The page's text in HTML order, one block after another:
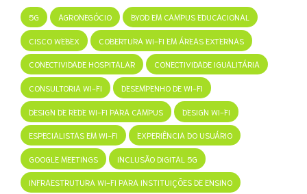
5G AGRONEGÓCIO BYOD EM CAMPUS EDUCACIONAL
CISCO WEBEX COBERTURA WI-FI EM ÁREAS EXTERNAS
CONECTIVIDADE HOSPITALAR CONECTIVIDADE IGUALITÁRIA
CONSULTORIA WI-FI DESEMPENHO DE WI-FI
DESIGN DE REDE WI-FI PARA CAMPUS DESIGN WI-FI
ESPECIALISTAS EM WI-FI EXPERIÊNCIA DO USUÁRIO
GOOGLE MEETINGS INCLUSÃO DIGITAL 5G
INFRAESTRUTURA WI-FI PARA INSTITUIÇÕES DE ENSINO